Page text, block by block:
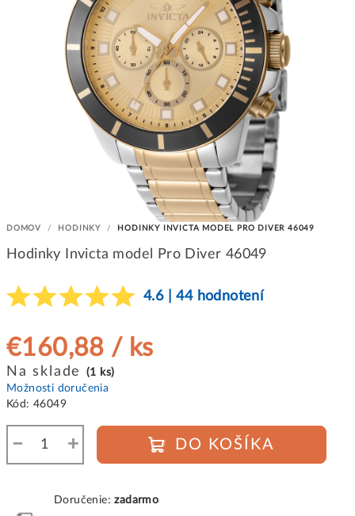
DOMOV / HODINKY / HODINKY INVICTA MODEL PRO DIVER 46049
Hodinky Invicta model Pro Diver 46049
4.6 | 44 hodnotení
€160,88 / ks
Jednotková
cena:
Na sklade
(1 ks)
Možnosti doručenia
Kód: 46049
+
− DO KOŠÍKA
Doručenie:zadarmo